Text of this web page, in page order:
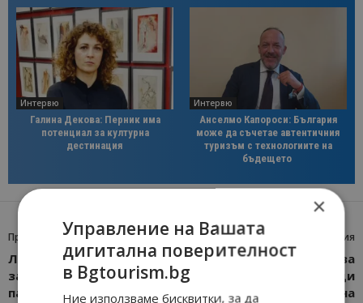
Интервю
Галина Декова: Перник има
потенциал за културна
дестинация
Интервю
Анселмо Капороси: България
може да съчетае автентичния
туризъм с технологиите на
бъдещето
Предишна статия
Летище София: Вземете
задграничния си
паспорт, за да спестите
Следваща статия
Румен Радев присъства
на Годишните награди
на Министерството на
×
Управление на Вашата
дигитална поверителност
в Bgtourism.bg
Ние използваме бисквитки, за да